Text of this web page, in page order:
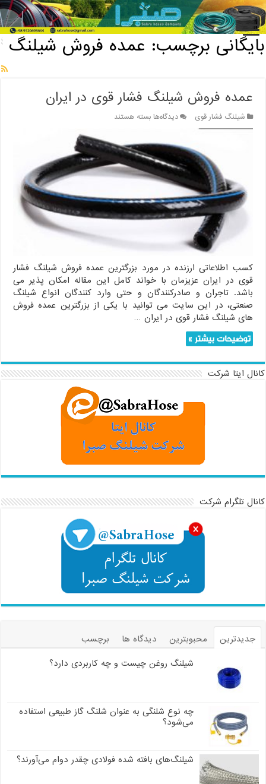
خانه / بایگانی برچسب: عمده فروش شیلنگ
بایگانی برچسب: عمده فروش شیلنگ
عمده فروش شیلنگ فشار قوی در ایران
شیلنگ فشار قوی دیدگاه‌هابرای
شیلنگ
فشار
قوی
در
بسته هستند
کسب اطلاعاتی ارزنده در مورد بزرگترین عمده فروش شیلنگ فشار
قوی در ایران عزیزمان با خواند کامل این مقاله امکان پذیر می
باشد. تاجران و صادرکنندگان و حتی وارد کنندگان انواع شیلنگ
صنعتی، در این سایت می توانید با یکی از بزرگترین عمده فروش
های شیلنگ فشار قوی در ایران …
توضیحات بیشتر »
کانال ایتا شرکت
کانال تلگرام شرکت
جدیدترین محبوبترین دیدگاه ها
برچسب
شیلنگ روغن چیست و چه کاربردی دارد؟
چه نوع شلنگی به عنوان شلنگ گاز طبیعی استفاده
می‌شود؟
شیلنگ‌های بافته شده فولادی چقدر دوام می‌آورند؟